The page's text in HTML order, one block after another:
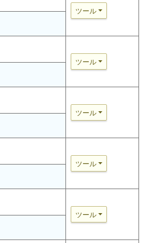
ツール
ツール
ツール
ツール
ツール